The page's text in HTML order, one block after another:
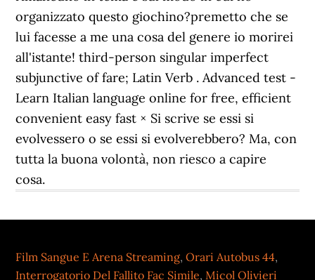
Film Sangue E Arena Streaming,Orari Autobus 44,
Interrogatorio Del Fallito Fac Simile,Micol Olivieri